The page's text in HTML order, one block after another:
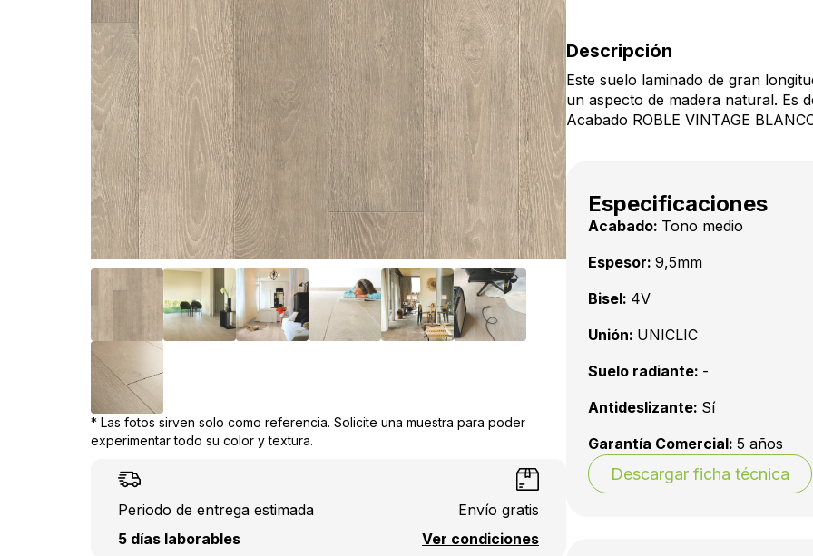
* Las fotos sirven solo como referencia. Solicite una muestra para poder
experimentar todo su color y textura.
Periodo de entrega estimada
5 días laborables
Envío gratis
Ver condiciones
Descripción
Este suelo laminado de gran
un aspecto de madera natural. Es
Acabado ROBLE VINTAGE
Especificaciones
Acabado: Tono medio
Espesor: 9,5mm
Bisel: 4V
Unión: UNICLIC
Suelo radiante: -
Antideslizante: Sí
Garantía Comercial: 5 años
Descargar ficha técnica